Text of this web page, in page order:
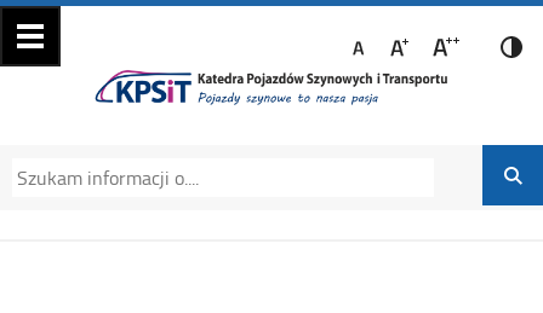
Katedra Pojazdów
Szynowych i
Transportu
Katedra Pojazdów Szynowych i Transportu
Politechniki Krakowskiej na Wydziale
Mechanicznym